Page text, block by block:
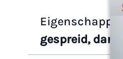
gespreid, dan